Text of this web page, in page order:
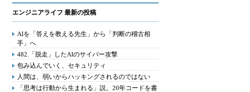
エンジニアライフ 最新の投稿
AIを「答えを教える先生」から「判断の稽古相
手」へ
482.「脱走」したAIのサイバー攻撃
包み込んでいく、セキュリティ
人間は、弱いからハッキングされるのではない
「思考は行動から生まれる」説。20年コードを書